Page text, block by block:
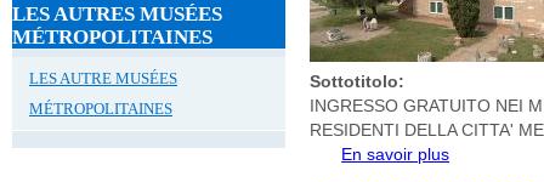
LES AUTRES MUSÉES
MÉTROPOLITAINES
LES AUTRE MUSÉES
MÉTROPOLITAINES
Sottotitolo:
INGRESSO GRATUITO NEI
RESIDENTI DELLA CITTA'
En savoir plus